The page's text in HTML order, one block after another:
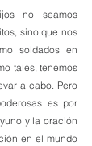
no seamos
sino que nos
soldados en
tales, tenemos
a cabo. Pero
es por
y la oración
en el mundo